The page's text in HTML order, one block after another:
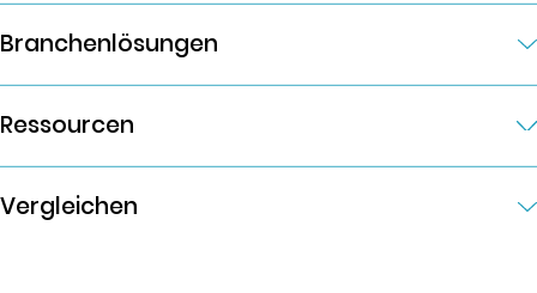
Branchenlösungen
Ressourcen
Vergleichen